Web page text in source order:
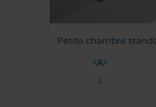
Petite chambre
2